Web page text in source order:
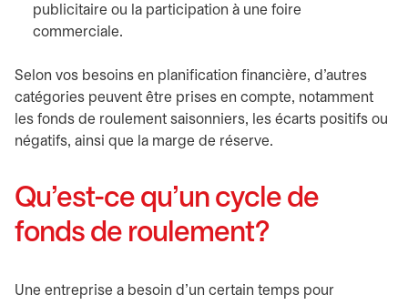
publicitaire ou la participation à une foire
commerciale.
Selon vos besoins en planification financière, d’autres
catégories peuvent être prises en compte, notamment
les fonds de roulement saisonniers, les écarts positifs ou
négatifs, ainsi que la marge de réserve.
Qu’est-ce qu’un cycle de
fonds de roulement?
Une entreprise a besoin d’un certain temps pour